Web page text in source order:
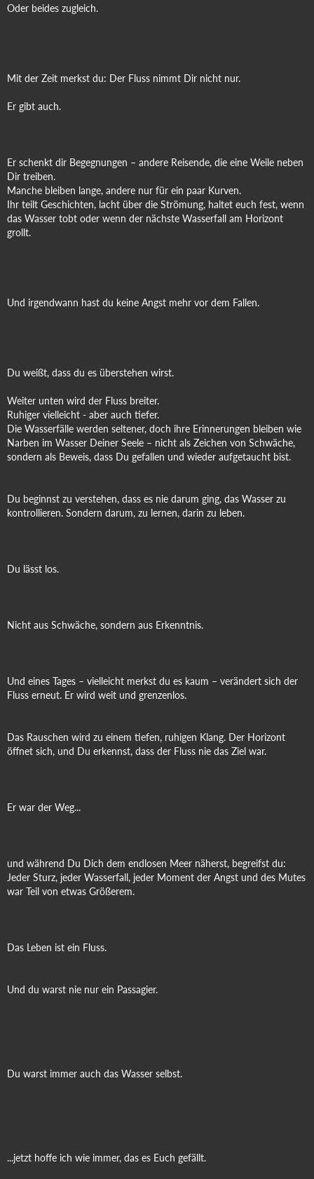
Oder beides zugleich.
Mit der Zeit merkst du: Der Fluss nimmt Dir nicht nur.
Er gibt auch.
Er schenkt dir Begegnungen – andere Reisende, die eine Weile neben
Dir treiben.
Manche bleiben lange, andere nur für ein paar Kurven.
Ihr teilt Geschichten, lacht über die Strömung, haltet euch fest, wenn
das Wasser tobt oder wenn der nächste Wasserfall am Horizont
grollt.
Und irgendwann hast du keine Angst mehr vor dem Fallen.
Du weißt, dass du es überstehen wirst.
Weiter unten wird der Fluss breiter.
Ruhiger vielleicht - aber auch tiefer.
Die Wasserfälle werden seltener, doch ihre Erinnerungen bleiben wie
Narben im Wasser Deiner Seele – nicht als Zeichen von Schwäche,
sondern als Beweis, dass Du gefallen und wieder aufgetaucht bist.
Du beginnst zu verstehen, dass es nie darum ging, das Wasser zu
kontrollieren. Sondern darum, zu lernen, darin zu leben.
Du lässt los.
Nicht aus Schwäche, sondern aus Erkenntnis.
Und eines Tages – vielleicht merkst du es kaum – verändert sich der
Fluss erneut. Er wird weit und grenzenlos.
Das Rauschen wird zu einem tiefen, ruhigen Klang. Der Horizont
öffnet sich, und Du erkennst, dass der Fluss nie das Ziel war.
Er war der Weg...
und während Du Dich dem endlosen Meer näherst, begreifst du:
Jeder Sturz, jeder Wasserfall, jeder Moment der Angst und des Mutes
war Teil von etwas Größerem.
Das Leben ist ein Fluss.
Und du warst nie nur ein Passagier.
Du warst immer auch das Wasser selbst.
...jetzt hoffe ich wie immer, das es Euch gefällt.